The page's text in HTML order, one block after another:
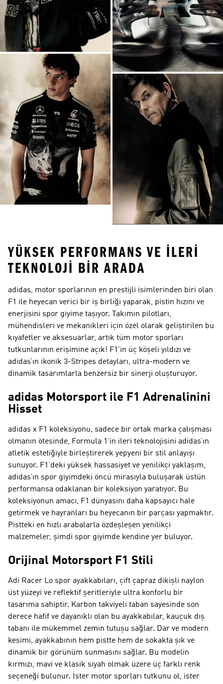
YÜKSEK PERFORMANS VE İLERI
TEKNOLOJI BIR ARADA
adidas, motor sporlarının en prestijli isimlerinden biri olan
F1 ile heyecan verici bir iş birliği yaparak, pistin hızını ve
enerjisini spor giyime taşıyor. Takımın pilotları,
mühendisleri ve mekanikleri için özel olarak geliştirilen bu
kıyafetler ve aksesuarlar, artık tüm motor sporları
tutkunlarının erişimine açık! F1’in üç köşeli yıldızı ve
adidas’ın ikonik 3-Stripes detayları, ultra-modern ve
dinamik tasarımlarla benzersiz bir sinerji oluşturuyor.
adidas Motorsport ile F1 Adrenalinini
Hisset
adidas x F1 koleksiyonu, sadece bir ortak marka çalışması
olmanın ötesinde, Formula 1’in ileri teknolojisini adidas’ın
atletik estetiğiyle birleştirerek yepyeni bir stil anlayışı
sunuyor. F1’deki yüksek hassasiyet ve yenilikçi yaklaşım,
adidas’ın spor giyimdeki öncü mirasıyla buluşarak üstün
performansa odaklanan bir koleksiyon yaratıyor. Bu
koleksiyonun amacı, F1 dünyasını daha kapsayıcı hale
getirmek ve hayranları bu heyecanın bir parçası yapmaktır.
Pistteki en hızlı arabalarla özdeşleşen yenilikçi
malzemeler, şimdi spor giyimde kendine yer buluyor.
Orijinal Motorsport F1 Stili
Adi Racer Lo spor ayakkabıları, çift çapraz dikişli naylon
üst yüzeyi ve reflektif şeritleriyle ultra konforlu bir
tasarıma sahiptir. Karbon takviyeli taban sayesinde son
derece hafif ve dayanıklı olan bu ayakkabılar, kauçuk dış
tabanı ile mükemmel zemin tutuşu sağlar. Dar ve modern
kesimi, ayakkabının hem pistte hem de sokakta şık ve
dinamik bir görünüm sunmasını sağlar. Bu modelin
kırmızı, mavi ve klasik siyah olmak üzere üç farklı renk
seçeneği bulunur. İster motor sporları tutkunu ol, ister